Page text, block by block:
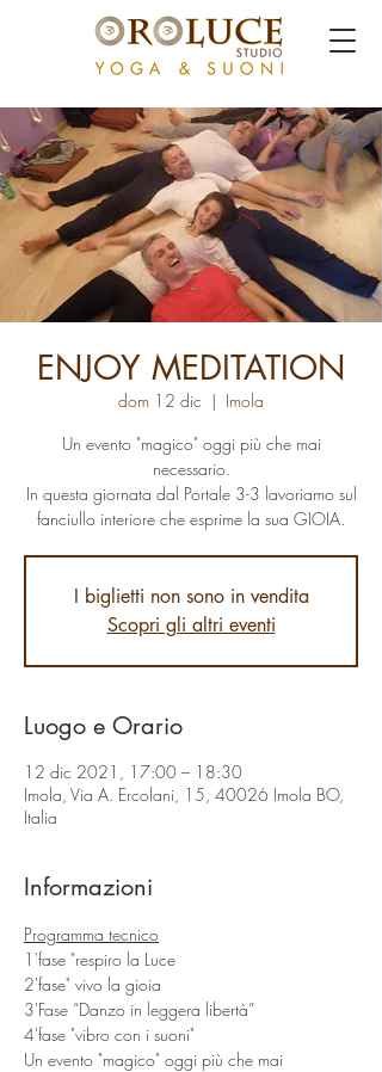
ENJOY MEDITATION
dom 12 dic
  |
Imola
Un evento "magico" oggi più che mai
necessario.
In questa giornata dal Portale 3-3 lavoriamo sul
fanciullo interiore che esprime la sua GIOIA.
I biglietti non sono in vendita
Scopri gli altri eventi
Luogo e Orario
12 dic 2021, 17:00 – 18:30
Imola, Via A. Ercolani, 15, 40026 Imola BO,
Italia
Informazioni
Programma tecnico
1'fase "respiro la Luce
2'fase" vivo la gioia
3'Fase “Danzo in leggera libertà”
4'fase "vibro con i suoni"
Un evento "magico" oggi più che mai